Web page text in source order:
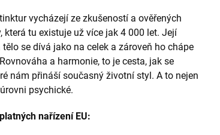
vycházejí ze zkušeností a ověřených
tu existuje už více jak 4 000 let. Její
se dívá jako na celek a zároveň ho chápe
a harmonie, to je cesta, jak se
nám přináší současný životní styl. A to nejen
psychické.
nařízení EU: